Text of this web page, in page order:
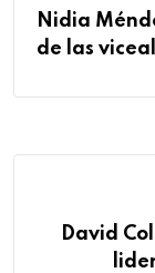
Nidia
de las
David